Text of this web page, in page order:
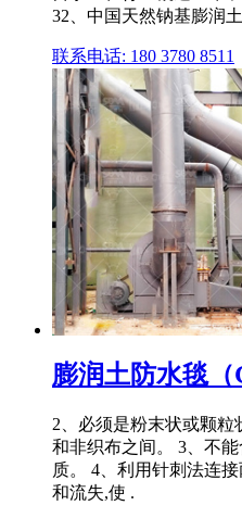
32、中国天然钠基膨润
联系电话: 180 3780 8511
膨润土防水毯
2、必须是粉末状或颗
和非织布之间。 3、不
质。 4、利用针刺法连
和流失,使 .